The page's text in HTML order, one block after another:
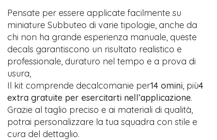
Pensate per essere applicate facilmente su
miniature Subbuteo di varie tipologie, anche da
chi non ha grande esperienza manuale, queste
decals garantiscono un risultato realistico e
professionale, duraturo nel tempo e a prova di
usura,
Il kit comprende decalcomanie per14 omini, più4
extra gratuite per esercitarti nell’applicazione.
Grazie al taglio preciso e ai materiali di qualità,
potrai personalizzare la tua squadra con stile e
cura del dettaglio.